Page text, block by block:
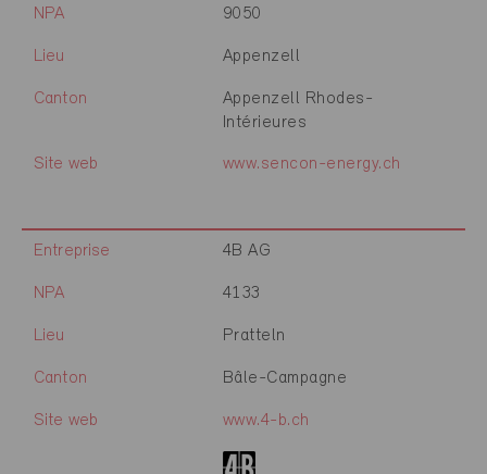
NPA 9050
Lieu Appenzell
Canton
Appenzell Rhodes-
Intérieures
Site web www.sencon-energy.ch
Entreprise 4B AG
NPA 4133
Lieu Pratteln
Canton Bâle-Campagne
Site web www.4-b.ch